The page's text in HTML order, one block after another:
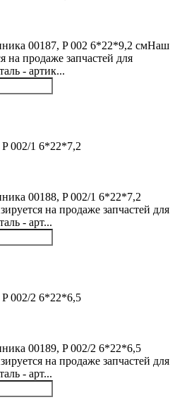
00187, P 002 6*22*9,2 смНаш
на продаже запчастей для
- артик...
00188, P 002/1 6*22*7,2
на продаже запчастей для
- арт...
00189, P 002/2 6*22*6,5
на продаже запчастей для
- арт...